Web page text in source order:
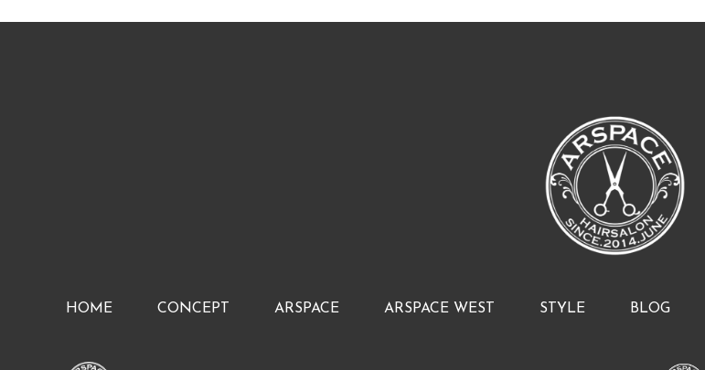
HOME CONCEPT ARSPACE ARSPACE WEST STYLE BLOG